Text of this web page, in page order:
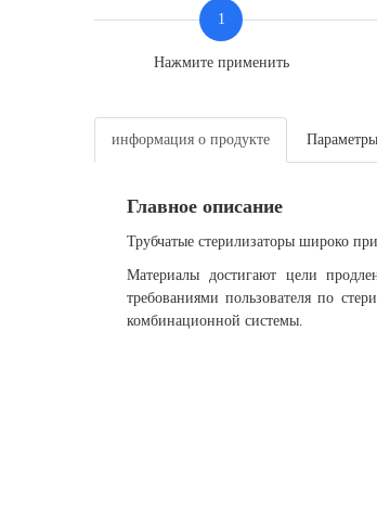
1
Нажмите применить
информация о продукте
Главное описание
Трубчатые стерилизаторы широко
Материалы достигают цели
требованиями пользователя по
комбинационной системы.